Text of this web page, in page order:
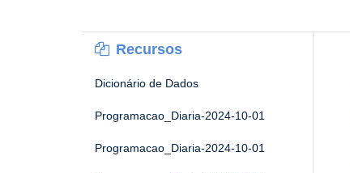
Recursos
Dicionário de Dados
Programacao_Diaria-2024-10-01
Programacao_Diaria-2024-10-01